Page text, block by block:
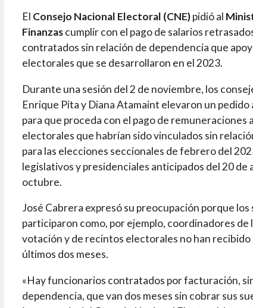
El Consejo Nacional Electoral (CNE)pidió al
Finanzascumplir con el pago de salarios
contratados sin relación de dependencia que
electorales que se desarrollaron en el 2023.
Durante una sesión del 2 de noviembre, los
Enrique Pita y Diana Atamaint elevaron un pedido
para que proceda con el pago de remuneraciones
electorales que habrían sido vinculados sin
para las elecciones seccionales de febrero del
legislativos y presidenciales anticipados del 20 de
octubre.
José Cabrera expresó su preocupación porque
participaron como, por ejemplo, coordinadores de
votación y de recintos electorales no han recibido
últimos dos meses.
«Hay funcionarios contratados por facturación,
dependencia, que van dos meses sin cobrar sus